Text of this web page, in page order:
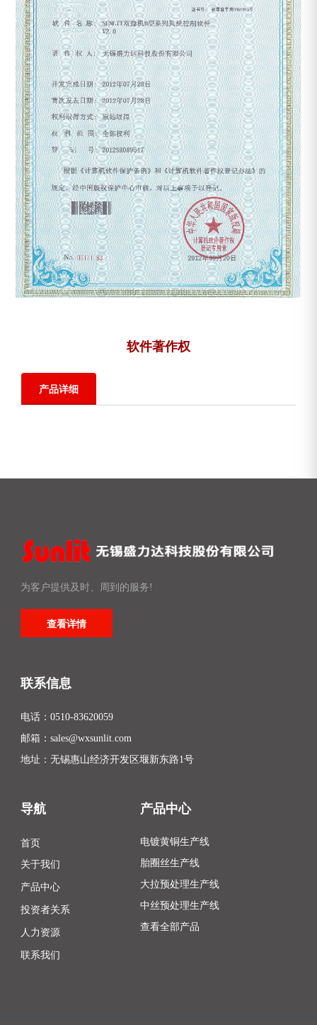
软件著作权
产品详细
为客户提供及时、周到的服务!
查看详情
联系信息
电话： 0510-83620059
邮箱： sales@wxsunlit.com
地址：无锡惠山经济开发区堰新东路1号
导航
首页
关于我们
产品中心
投资者关系
人力资源
联系我们
产品中心
电镀黄铜生产线
胎圈丝生产线
大拉预处理生产线
中丝预处理生产线
查看全部产品